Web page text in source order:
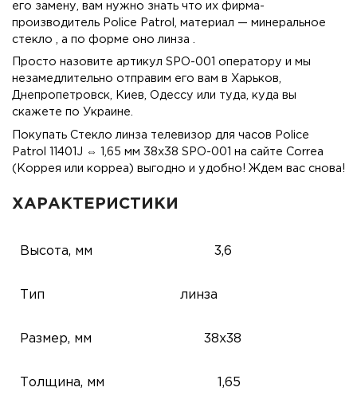
его замену, вам нужно знать что их фирма-
производитель Police Patrol, материал — минеральное
стекло , а по форме оно линза .
Просто назовите артикул SPO-001 оператору и мы
незамедлительно отправим его вам в Харьков,
Днепропетровск, Киев, Одессу или туда, куда вы
скажете по Украине.
Покупать Стекло линза телевизор для часов Police
Patrol 11401J ⇔ 1,65 мм 38х38 SPO-001 на сайте Correa
(Коррея или корреа) выгодно и удобно! Ждем вас снова!
ХАРАКТЕРИСТИКИ
Высота, мм 3,6
Тип линза
Размер, мм 38х38
Толщина, мм 1,65